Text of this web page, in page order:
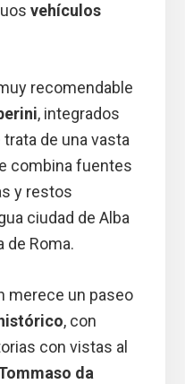
vehículos
recomendable
, integrados
trata de una vasta
combina fuentes
y restos
ciudad de Alba
de Roma.
merece un paseo
, con
con vistas al
da